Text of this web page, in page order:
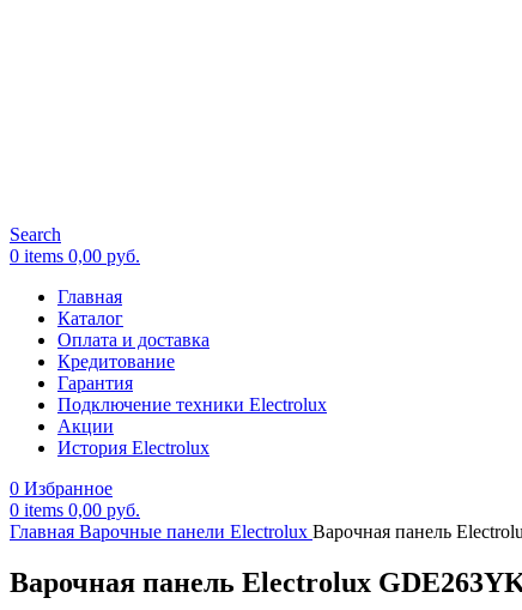
Search
0 items 0,00 руб.
Главная
Каталог
Оплата и доставка
Кредитование
Гарантия
Подключение техники Electrolux
Акции
История Electrolux
0 Избранное
0 items 0,00 руб.
Главная Варочные панели Electrolux Варочная панель
Варочная панель Electrolux